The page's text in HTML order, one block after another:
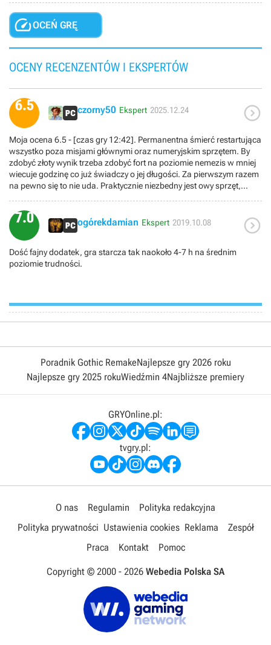
OCEŃ GRĘ
OCENY RECENZENTÓW I EKSPERTÓW
6.5 czorny50 Ekspert 2025.12.24 
Moja ocena 6.5 - [czas gry 12:42]. Permanentna śmierć restartująca
wszystko poza misjami głównymi oraz numeryjskim sprzętem. By
zdobyć złoty wynik trzeba zdobyć fort na poziomie nemezis w mniej
wiecuje godzinę co już świadczy o jej długości. Za pierwszym razem
na pewno się to nie uda. Praktycznie niezbedny jest owy sprzęt,
Zdobycie go jest zatem satysfakcjonujące.Sporo świeżości jak na tak
mały dodatek:- nowa piaszczysta mapa ( którą możemy
eksploatować również jako Talion )- nowe wyzwania Świetlistego
Władcy- brak werbowania orków na rzecz kupowania najemników (
którzy nie maja żadnych cech charakteru)- Numeryjskie
wyposażenie - hak z linką, spadochron, bomby, tarcza- brak
Vas z Far Cry 3.Zwieńczenie serii było w DLC Ostrze Galadrieli . Ten
dodatek z kolei jest przeciętny, ale zagrać można ze względu na
7.0 ogórekdamian Ekspert 2019.10.08 
Dość fajny dodatek, gra starcza tak naokoło 4-7 h na średnim
poziomie trudności.
Poradnik Gothic RemakeNajlepsze gry 2026 roku
Najlepsze gry 2025 rokuWiedźmin 4Najbliższe premiery
GRYOnline.pl:
tvgry.pl:
O nas Regulamin
Polityka redakcyjna
Polityka prywatności Ustawienia cookies Reklama
Zespół
Praca
Kontakt Pomoc
Copyright © 2000 - 2026 Webedia Polska SA